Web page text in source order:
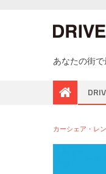
あなたの街
カーシェア・レ